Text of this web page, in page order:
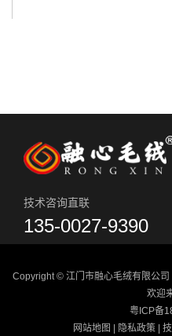
技术咨询直联
135-0027-9390
Copyright © 江门市融心毛绒有限公司
欢迎
粤ICP备
网站地图
隐私政策 |